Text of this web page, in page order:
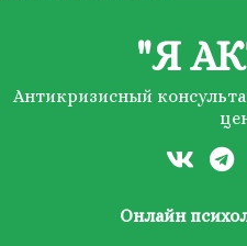
"Я
Антикризисный
Онлайн